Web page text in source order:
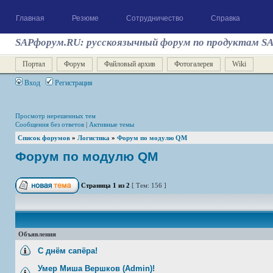
Главная Резюме Сотрудничество Справка
SAPфорум.RU: русскоязычный форум по продуктам
Портал Форум Файловый архив Фотогалерея Wiki
Вход Регистрация
Просмотр нерешенных тем
Сообщения без ответов | Активные темы
Список форумов » Логистика » Форум по модулю QM
Форум по модулю QM
Страница 1 из 2 [ Тем: 156 ]
Объявления
С днём сапёра!
Умер Миша Вершков (Admin)!